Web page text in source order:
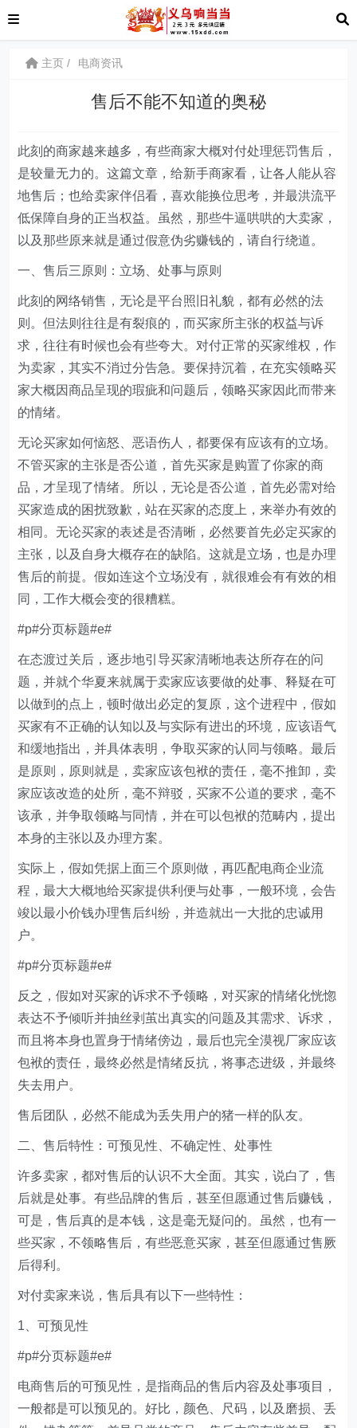
主页 电商资讯
售后不能不知道的奥秘
此刻的商家越来越多，有些商家大概对付处理惩罚售后，
是较量无力的。这篇文章，给新手商家看，让各人能从容
地售后；也给卖家伴侣看，喜欢能换位思考，并最洪流平
低保障自身的正当权益。虽然，那些牛逼哄哄的大卖家，
以及那些原来就是通过假意伪劣赚钱的，请自行绕道。
一、售后三原则：立场、处事与原则
此刻的网络销售，无论是平台照旧礼貌，都有必然的法
则。但法则往往是有裂痕的，而买家所主张的权益与诉
求，往往有时候也会有些夸大。对付正常的买家维权，作
为卖家，其实不消过分告急。要保持沉着，在充实领略买
家大概因商品呈现的瑕疵和问题后，领略买家因此而带来
的情绪。
无论买家如何恼怒、恶语伤人，都要保有应该有的立场。
不管买家的主张是否公道，首先买家是购置了你家的商
品，才呈现了情绪。所以，无论是否公道，首先必需对给
买家造成的困扰致歉，站在买家的态度上，来举办有效的
相同。无论买家的表述是否清晰，必然要首先必定买家的
主张，以及自身大概存在的缺陷。这就是立场，也是办理
售后的前提。假如连这个立场没有，就很难会有有效的相
同，工作大概会变的很糟糕。
#p#分页标题#e#
在态渡过关后，逐步地引导买家清晰地表达所存在的问
题，并就个华夏来就属于卖家应该要做的处事、释疑在可
以做到的点上，顿时做出必定的复原，这个进程中，假如
买家有不正确的认知以及与实际有进出的环境，应该语气
和缓地指出，并具体表明，争取买家的认同与领略。最后
是原则，原则就是，卖家应该包袱的责任，毫不推卸，卖
家应该改造的处所，毫不辩驳，买家不公道的要求，毫不
该承，并争取领略与同情，并在可以包袱的范畴内，提出
本身的主张以及办理方案。
实际上，假如凭据上面三个原则做，再匹配电商企业流
程，最大大概地给买家提供利便与处事，一般环境，会告
竣以最小价钱办理售后纠纷，并造就出一大批的忠诚用
户。
#p#分页标题#e#
反之，假如对买家的诉求不予领略，对买家的情绪化恍惚
表达不予倾听并抽丝剥茧出真实的问题及其需求、诉求，
而且将本身也置身于情绪傍边，最后也完全漠视厂家应该
包袱的责任，最终必然是情绪反抗，将事态进级，并最终
失去用户。
售后团队，必然不能成为丢失用户的猪一样的队友。
二、售后特性：可预见性、不确定性、处事性
许多卖家，都对售后的认识不大全面。其实，说白了，售
后就是处事。有些品牌的售后，甚至但愿通过售后赚钱，
可是，售后真的是本钱，这是毫无疑问的。虽然，也有一
些买家，不领略售后，有些恶意买家，甚至但愿通过售厥
后得利。
对付卖家来说，售后具有以下一些特性：
1、可预见性
#p#分页标题#e#
电商售后的可预见性，是指商品的售后内容及处事项目，
一般都是可以预见的。好比，颜色、尺码，以及磨损、丢